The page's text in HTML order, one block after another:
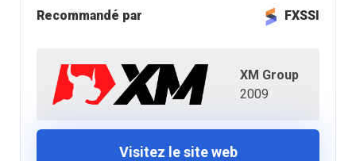
Recommandé par FXSSI
XM Group
2009
Visitez le site web